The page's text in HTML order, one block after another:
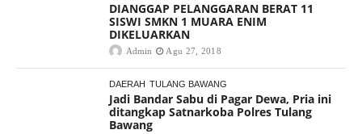
DIANGGAP PELANGGARAN BERAT 11
SISWI SMKN 1 MUARA ENIM
DIKELUARKAN
Admin Agu 27, 2018
DAERAH TULANG BAWANG
Jadi Bandar Sabu di Pagar Dewa, Pria ini
ditangkap Satnarkoba Polres Tulang
Bawang